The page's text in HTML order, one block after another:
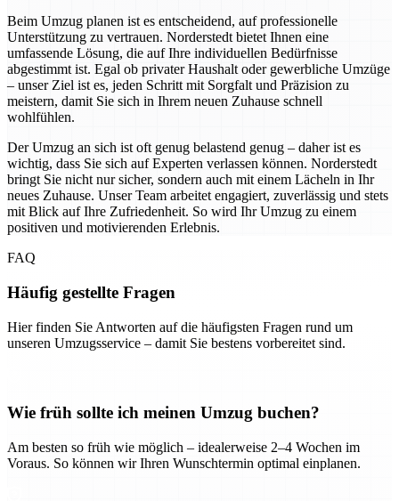
Beim Umzug planen ist es entscheidend, auf professionelle
Unterstützung zu vertrauen. Norderstedt bietet Ihnen eine
umfassende Lösung, die auf Ihre individuellen Bedürfnisse
abgestimmt ist. Egal ob privater Haushalt oder gewerbliche Umzüge
– unser Ziel ist es, jeden Schritt mit Sorgfalt und Präzision zu
meistern, damit Sie sich in Ihrem neuen Zuhause schnell
wohlfühlen.
Der Umzug an sich ist oft genug belastend genug – daher ist es
wichtig, dass Sie sich auf Experten verlassen können. Norderstedt
bringt Sie nicht nur sicher, sondern auch mit einem Lächeln in Ihr
neues Zuhause. Unser Team arbeitet engagiert, zuverlässig und stets
mit Blick auf Ihre Zufriedenheit. So wird Ihr Umzug zu einem
positiven und motivierenden Erlebnis.
FAQ
Häufig gestellte Fragen
Hier finden Sie Antworten auf die häufigsten Fragen rund um
unseren Umzugsservice – damit Sie bestens vorbereitet sind.
Wie früh sollte ich meinen Umzug buchen?
Am besten so früh wie möglich – idealerweise 2–4 Wochen im
Voraus. So können wir Ihren Wunschtermin optimal einplanen.